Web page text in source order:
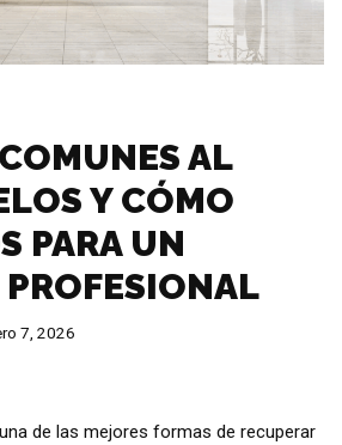
AL
Y CÓMO
PARA UN
7, 2026
de las mejores formas de recuperar